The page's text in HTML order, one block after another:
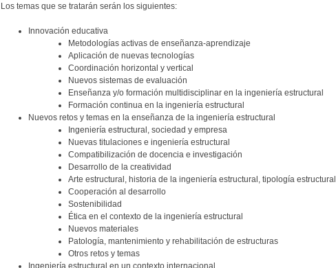
Los temas que se tratarán serán los siguientes:
Innovación educativa
Metodologías activas de enseñanza-aprendizaje
Aplicación de nuevas tecnologías
Coordinación horizontal y vertical
Nuevos sistemas de evaluación
Enseñanza y/o formación multidisciplinar en la ingeniería estructural
Formación continua en la ingeniería estructural
Nuevos retos y temas en la enseñanza de la ingeniería estructural
Ingeniería estructural, sociedad y empresa
Nuevas titulaciones e ingeniería estructural
Compatibilización de docencia e investigación
Desarrollo de la creatividad
Arte estructural, historia de la ingeniería estructural, tipología estructural
Cooperación al desarrollo
Sostenibilidad
Ética en el contexto de la ingeniería estructural
Nuevos materiales
Patología, mantenimiento y rehabilitación de estructuras
Otros retos y temas
Ingeniería estructural en un contexto internacional